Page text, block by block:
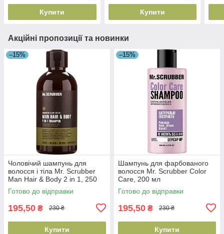
Купити Купити
Акційні пропозиції та новинки
–15%
Чоловічий шампунь для
волосся і тіла Mr. Scrubber
Man Hair & Body 2 in 1, 250
мл (4820200230474)
Готово до відправки
195,50 ₴ 230 ₴
Купити
–15%
Шампунь для фарбованого
волосся Mr. Scrubber Color
Care, 200 мл
(4820200232560)
Готово до відправки
195,50 ₴ 230 ₴
Купити